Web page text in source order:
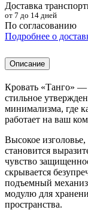
Доставка
от 7 до 14 дней
По согласованию
Подробнее о
Описание
Кровать «Танго» —
стильное
минимализма, где
работает на ваш
Высокое
становится
чувство
скрывается
подъемный
модулю для
пространства.